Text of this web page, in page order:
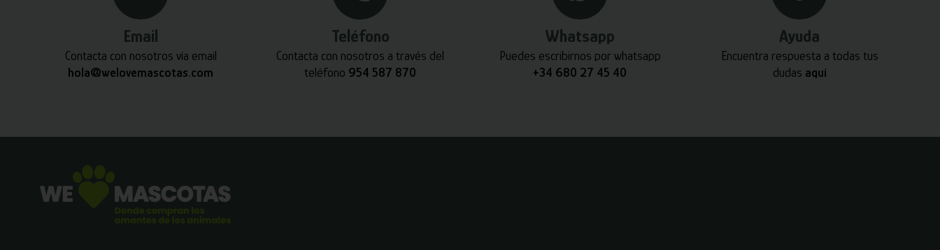
Email
Contacta con nosotros vía email
hola@welovemascotas.com
Teléfono
Contacta con nosotros a través del
teléfono 954 587 870
Whatsapp
Puedes escribirnos por whatsapp
+34 680 27 45 40
Ayuda
Encuentra respuesta a todas tus
dudas aquí